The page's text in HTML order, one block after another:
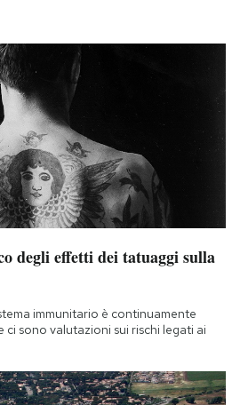
degli effetti dei tatuaggi sulla
immunitario è continuamente
ci sono valutazioni sui rischi legati ai